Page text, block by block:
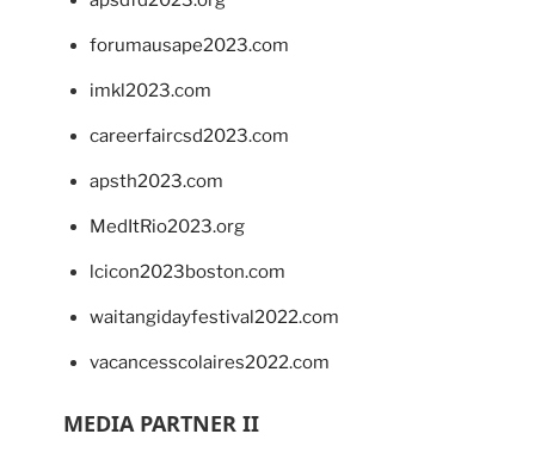
forumausape2023.com
imkl2023.com
careerfaircsd2023.com
apsth2023.com
MedItRio2023.org
lcicon2023boston.com
waitangidayfestival2022.com
vacancesscolaires2022.com
MEDIA PARTNER II